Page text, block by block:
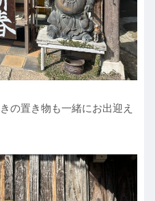
の置き物も一緒にお出迎え